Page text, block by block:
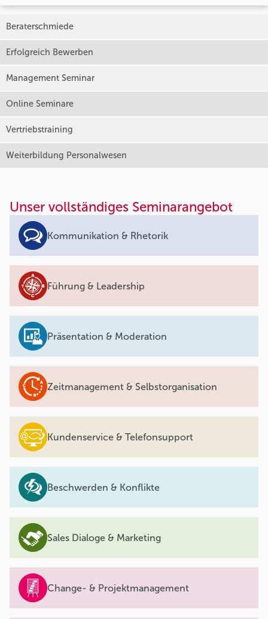
Beraterschmiede
Erfolgreich Bewerben
Management Seminar
Online Seminare
Vertriebstraining
Weiterbildung Personalwesen
Unser vollständiges Seminarangebot
Kommunikation & Rhetorik
Führung & Leadership
Präsentation & Moderation
Zeitmanagement & Selbstorganisation
Kundenservice & Telefonsupport
Beschwerden & Konflikte
Sales Dialoge & Marketing
Change- & Projektmanagement